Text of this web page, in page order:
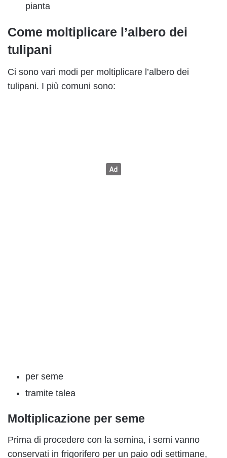
pianta
Come moltiplicare l’albero dei
tulipani
Ci sono vari modi per moltiplicare l’albero dei
tulipani. I più comuni sono:
per seme
tramite talea
Moltiplicazione per seme
Prima di procedere con la semina, i semi vanno
conservati in frigorifero per un paio odi settimane,